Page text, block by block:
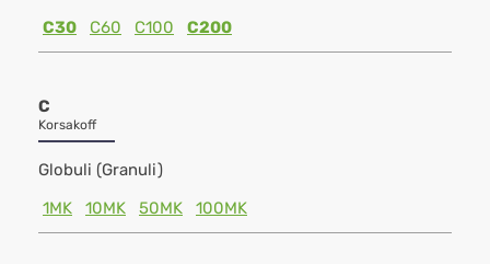
C30
C60 C100 C200
C
Korsakoff
Globuli (Granuli)
1MK
10MK 50MK 100MK